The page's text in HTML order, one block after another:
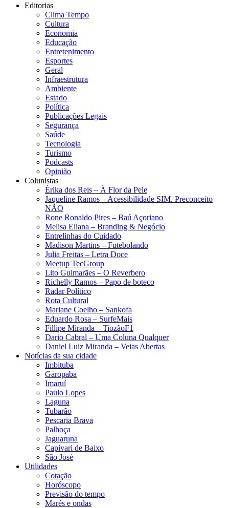
Editorias
Clima Tempo
Cultura
Economia
Educação
Entretenimento
Esportes
Geral
Infraestrutura
Ambiente
Estado
Política
Publicações Legais
Segurança
Saúde
Tecnologia
Turismo
Podcasts
Opinião
Colunistas
Érika dos Reis​ – À Flor da Pele
Jaqueline Ramos – Acessibilidade SIM. Preconceito
NÃO
Rone Ronaldo Pires – Baú Açoriano
Melisa Eliana – Branding & Negócio
Entrelinhas do Cuidado
Madison Martins – Futebolando
Julia Freitas​ – Letra Doce
Meetup TecGroup
Lito Guimarães – O Reverbero
Richelly Ramos​ – Papo de boteco
Radar Político
Rota Cultural
Mariane Coelho – Sankofa
Eduardo Rosa​ – SurfeMais
Fillipe Miranda – TiozãoF1
Dario Cabral – Uma Coluna Qualquer
Daniel Luiz Miranda – Veias Abertas
Notícias da sua cidade
Imbituba
Garopaba
Imaruí
Paulo Lopes
Laguna
Tubarão
Pescaria Brava
Palhoça
Jaguaruna
Capivari de Baixo
São José
Utilidades
Cotação
Horóscopo
Previsão do tempo
Marés e ondas